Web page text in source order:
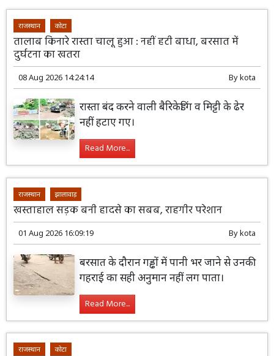
राजस्थान कोटा
तालाब किनारे रास्ता चालू हुआ : नहीं हटी बाधा, बरसात में
दुर्घटना का खतरा
08 Aug 2026 14:24:14 Bykota
रास्ता बंद करने वाली बैरिकेडिंग व मिट्टी के ढेर
नहीं हटाए गए।
Read More...
राजस्थान झालावाड़
खस्ताहाल सड़क बनी हादसे का सबब, राहगीर परेशान
01 Aug 2026 16:09:19 Bykota
बरसात के दौरान गड्ढों में पानी भर जाने से उनकी
गहराई का सही अनुमान नहीं लग पाता।
Read More...
राजस्थान कोटा